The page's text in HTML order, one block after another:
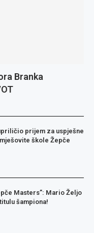
Branka
prijem za uspješne
škole Žepče
Masters”: Mario Željo
šampiona!